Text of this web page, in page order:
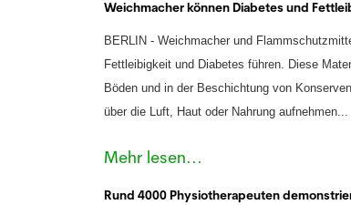
Weichmacher können Diabetes und
BERLIN - Weichmacher und
Fettleibigkeit und Diabetes führen. Diese
Böden und in der Beschichtung von
über die Luft, Haut oder Nahrung aufnehmen...
Mehr lesen...
Rund 4000 Physiotherapeuten